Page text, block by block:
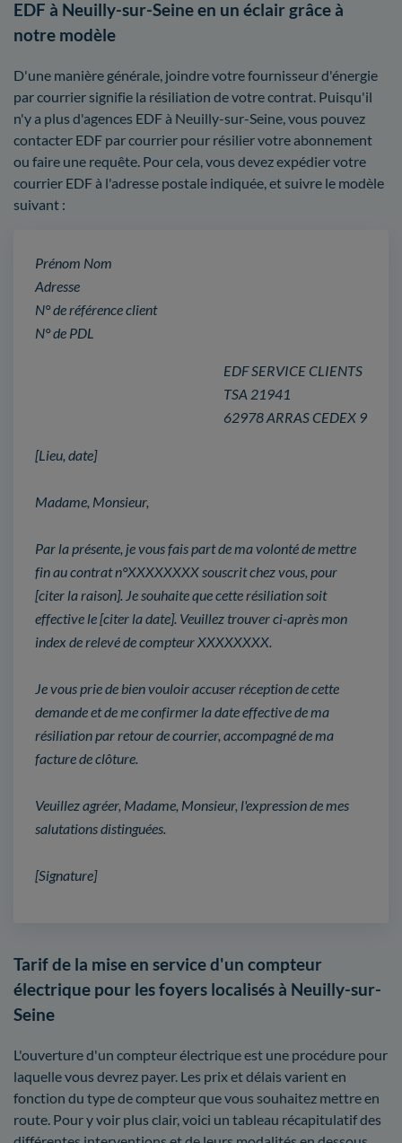
EDF à Neuilly-sur-Seine en un éclair grâce à
notre modèle
D'une manière générale, joindre votre fournisseur d'énergie
par courrier signifie la résiliation de votre contrat. Puisqu'il
n'y a plus d'agences EDF à Neuilly-sur-Seine, vous pouvez
contacter EDF par courrier pour résilier votre abonnement
ou faire une requête. Pour cela, vous devez expédier votre
courrier EDF à l'adresse postale indiquée, et suivre le modèle
suivant :
Prénom Nom
Adresse
N° de référence client
N° de PDL
EDF SERVICE CLIENTS
TSA 21941
62978 ARRAS CEDEX 9
[Lieu, date]
Madame, Monsieur,
Par la présente, je vous fais part de ma volonté de mettre
fin au contrat n°XXXXXXXX souscrit chez vous, pour
[citer la raison]. Je souhaite que cette résiliation soit
effective le [citer la date]. Veuillez trouver ci-après mon
index de relevé de compteur XXXXXXXX.
Je vous prie de bien vouloir accuser réception de cette
demande et de me confirmer la date effective de ma
résiliation par retour de courrier, accompagné de ma
facture de clôture.
Veuillez agréer, Madame, Monsieur, l'expression de mes
salutations distinguées.
[Signature]
Tarif de la mise en service d'un compteur
électrique pour les foyers localisés à Neuilly-sur-
Seine
L'ouverture d'un compteur électrique est une procédure pour
laquelle vous devrez payer. Les prix et délais varient en
fonction du type de compteur que vous souhaitez mettre en
route. Pour y voir plus clair, voici un tableau récapitulatif des